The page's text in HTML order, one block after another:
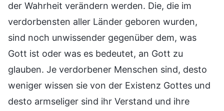
der Wahrheit verändern werden. Die, die im
verdorbensten aller Länder geboren wurden,
sind noch unwissender gegenüber dem, was
Gott ist oder was es bedeutet, an Gott zu
glauben. Je verdorbener Menschen sind, desto
weniger wissen sie von der Existenz Gottes und
desto armseliger sind ihr Verstand und ihre